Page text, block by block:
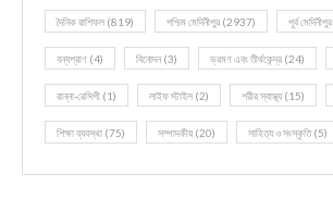
দৈনিক রাশিফল (819) পশ্চিম মেদিনীপুর (2937) পূর্ব মেদিনীপুর
বন্যপ্রাণ (4) বিনোদন(3) ভ্রমণ এবং তীর্থকেন্দ্র (24)
রান্না-রেসিপী (1) লাইফ স্টাইল (2) শরীর স্বাস্থ্য (15)
শিক্ষা ব্যবস্থা (75) সম্পাদকীয় (20) সাহিত্য ও সংস্কৃতি(5)